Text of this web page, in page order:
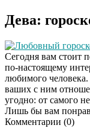
Дева:
Любовный
Сегодня вам стоит
по-настоящему
любимого
ваших с ним
угодно: от самого
Лишь бы вам
Комментарии (0)
Даже